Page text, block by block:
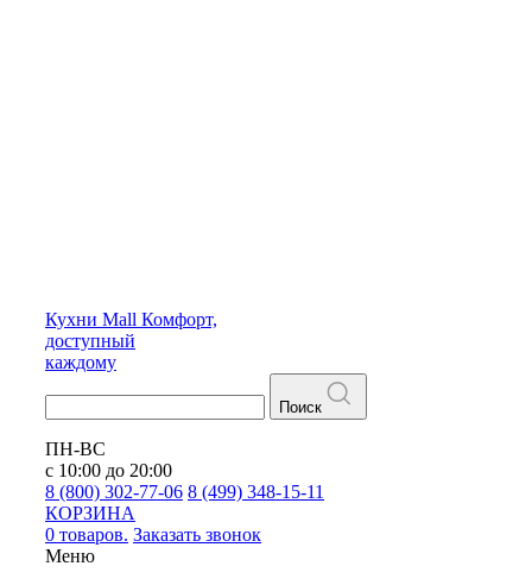
Кухни Mall Комфорт,
доступный
каждому
Поиск
ПН-ВС
с 10:00 до 20:00
8 (800) 302-77-06 8 (499) 348-15-11
КОРЗИНА
0 товаров. Заказать звонок
Меню